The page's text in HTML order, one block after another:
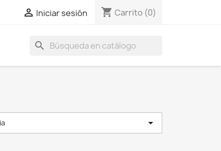
 Iniciar sesión shopping_cart Carrito (0)
search
